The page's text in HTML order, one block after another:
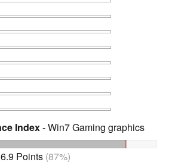
Index- Win7 Gaming graphics
6.9 Points(87%)